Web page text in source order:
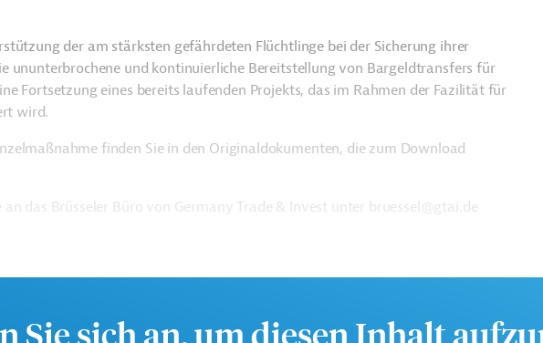
der am stärksten gefährdeten Flüchtlinge bei der Sicherung ihrer
ununterbrochene und kontinuierliche Bereitstellung von Bargeldtransfers für
Fortsetzung eines bereits laufenden Projekts, das im Rahmen der Fazilität für
wird.
finden Sie in den Originaldokumenten, die zum Download
an das Brüsseler Büro von Germany Trade & Invest unter bruessel@gtai.de
Sie sich an, um diesen Inhalt